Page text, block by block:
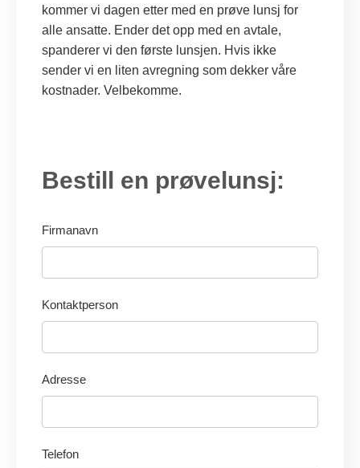
kommer vi dagen etter med en prøve lunsj for
alle ansatte. Ender det opp med en avtale,
spanderer vi den første lunsjen. Hvis ikke
sender vi en liten avregning som dekker våre
kostnader. Velbekomme.
Bestill en prøvelunsj:
Firmanavn
Kontaktperson
Adresse
Telefon